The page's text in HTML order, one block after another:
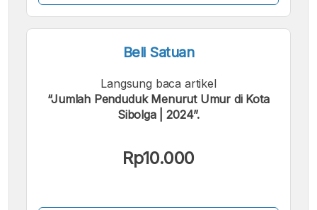
Beli Satuan
Langsung baca artikel
“Jumlah Penduduk Menurut Umur di Kota
Sibolga | 2024”.
Rp10.000
Kami menerima pembayaran berikut: